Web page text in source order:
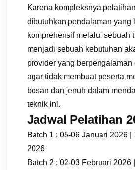
Karena kompleksnya
dibutuhkan pendalaman yang
komprehensif melalui sebuah
menjadi sebuah kebutuhan
provider yang berpengalaman
agar tidak membuat peserta
bosan dan jenuh dalam
teknik ini.
Jadwal Pelatihan
Batch 1 : 05-06 Januari 2026 |
2026
Batch 2 : 02-03 Februari 2026